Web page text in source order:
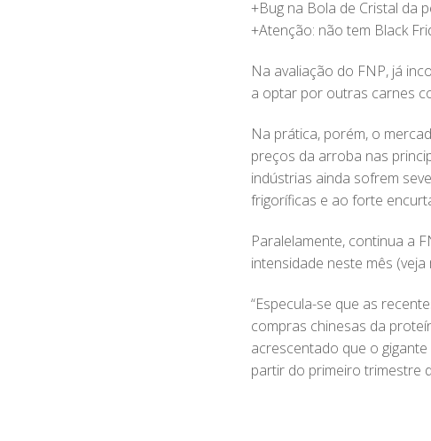
+Bug na Bola de Cristal da
+Atenção: não tem Black
Na avaliação do FNP, já
a optar por outras carnes
Na prática, porém, o
preços da arroba nas
indústrias ainda sofrem
frigoríficas e ao forte
Paralelamente, continua a
intensidade neste mês
“Especula-se que as
compras chinesas da
acrescentado que o
partir do primeiro trimestre